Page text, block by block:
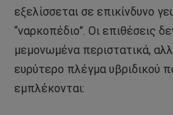
εξελίσσεται σε επικίνδυνο
“ναρκοπέδιο”. Οι επιθέσεις
μεμονωμένα περιστατικά,
ευρύτερο πλέγμα υβριδικού
εμπλέκονται: